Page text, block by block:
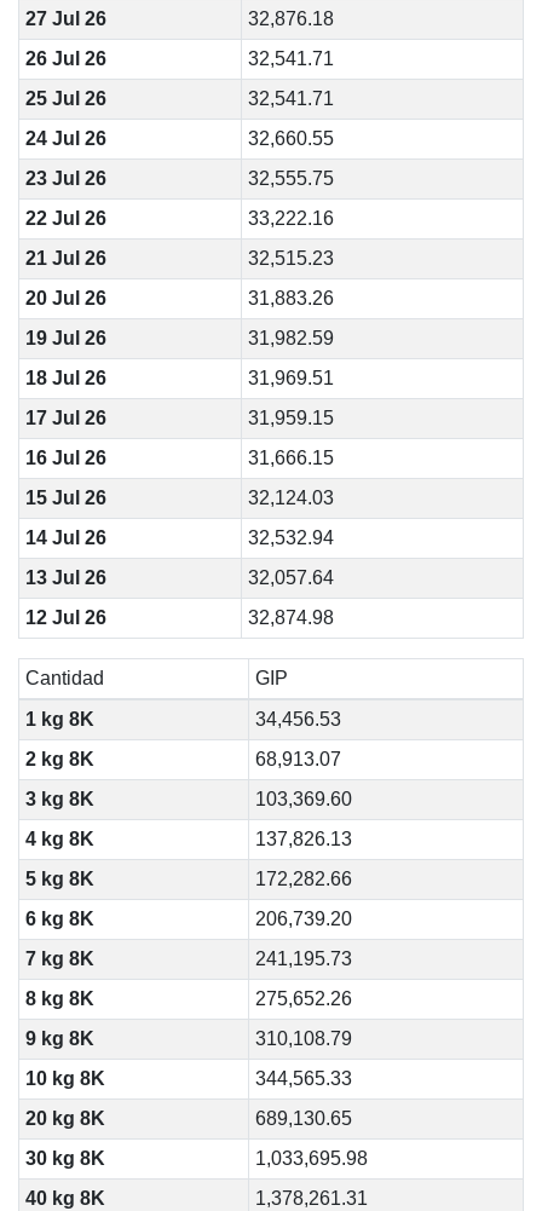
27 Jul 26
32,876.18
26 Jul 26
32,541.71
25 Jul 26
32,541.71
24 Jul 26
32,660.55
23 Jul 26
32,555.75
22 Jul 26
33,222.16
21 Jul 26
32,515.23
20 Jul 26
31,883.26
19 Jul 26
31,982.59
18 Jul 26
31,969.51
17 Jul 26
31,959.15
16 Jul 26
31,666.15
15 Jul 26
32,124.03
14 Jul 26
32,532.94
13 Jul 26
32,057.64
12 Jul 26
32,874.98
Cantidad
GIP
1 kg 8K
34,456.53
2 kg 8K
68,913.07
3 kg 8K
103,369.60
4 kg 8K
137,826.13
5 kg 8K
172,282.66
6 kg 8K
206,739.20
7 kg 8K
241,195.73
8 kg 8K
275,652.26
9 kg 8K
310,108.79
10 kg 8K
344,565.33
20 kg 8K
689,130.65
30 kg 8K
1,033,695.98
40 kg 8K
1,378,261.31